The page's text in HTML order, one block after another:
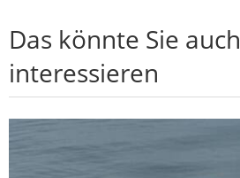
Das könnte Sie auch
interessieren